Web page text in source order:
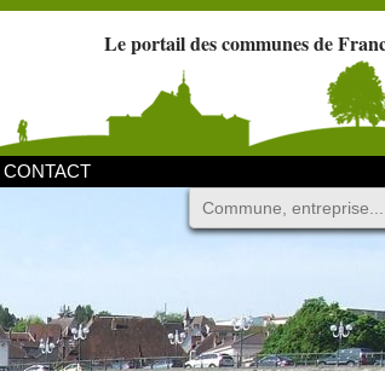
Le portail des communes de
CONTACT